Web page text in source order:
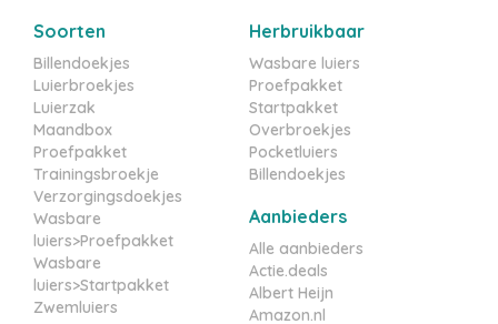
Soorten
Billendoekjes
Luierbroekjes
Luierzak
Maandbox
Proefpakket
Trainingsbroekje
Verzorgingsdoekjes
Wasbare
luiers>Proefpakket
Wasbare
luiers>Startpakket
Zwemluiers
Herbruikbaar
Wasbare luiers
Proefpakket
Startpakket
Overbroekjes
Pocketluiers
Billendoekjes
Aanbieders
Alle aanbieders
Actie.deals
Albert Heijn
Amazon.nl